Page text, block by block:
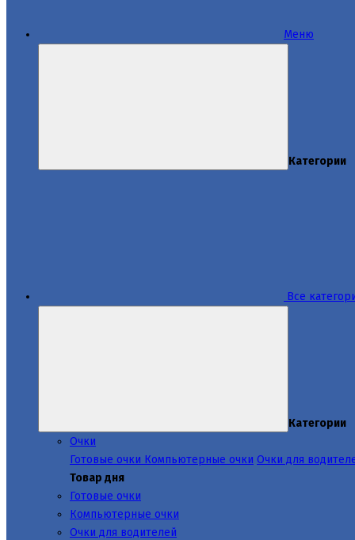
Меню
Категории
Все
Категории
Очки
Готовые очки Компьютерные очки Очки для
Товар дня
Готовые очки
Компьютерные очки
Очки для водителей